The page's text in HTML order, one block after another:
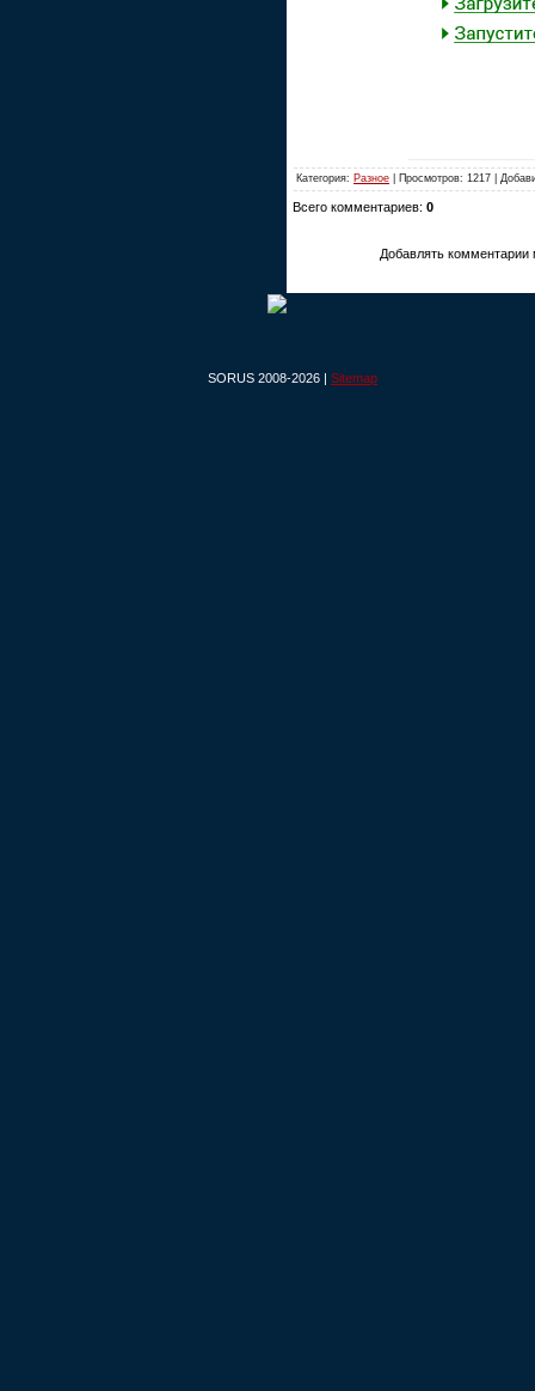
Категория: Разное | Просмотров: 1217 |
Всего комментариев: 0
Добавлять комментарии
SORUS 2008-2026 | Sitemap